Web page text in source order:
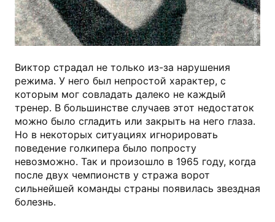
cska-hockey.ru
Виктор страдал не только из-за нарушения
режима. У него был непростой характер, с
которым мог совладать далеко не каждый
тренер. В большинстве случаев этот недостаток
можно было сгладить или закрыть на него глаза.
Но в некоторых ситуациях игнорировать
поведение голкипера было попросту
невозможно. Так и произошло в 1965 году, когда
после двух чемпионств у стража ворот
сильнейшей команды страны появилась звездная
болезнь.